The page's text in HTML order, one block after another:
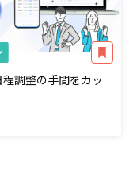
調整の手間をカッ